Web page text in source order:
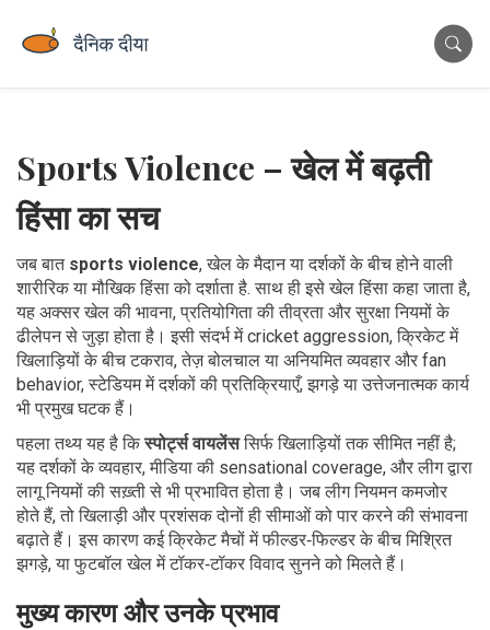
Sports Violence – खेल में बढ़ती
हिंसा का सच
जब बात sports violence,खेल के मैदान या दर्शकों के बीच होने वाली
शारीरिक या मौखिक हिंसा को दर्शाता है. साथ ही इसेखेल हिंसाकहा जाता है,
यह अक्सर खेल की भावना, प्रतियोगिता की तीव्रता और सुरक्षा नियमों के
ढीलेपन से जुड़ा होता है। इसी संदर्भ मेंcricket aggression,क्रिकेट में
खिलाड़ियों के बीच टकराव, तेज़ बोलचाल या अनियमित व्यवहार और fan
behavior,स्टेडियम में दर्शकों की प्रतिक्रियाएँ, झगड़े या उत्तेजनात्मक कार्य
भी प्रमुख घटक हैं।
पहला तथ्य यह है किस्पोर्ट्स वायलेंससिर्फ खिलाड़ियों तक सीमित नहीं है;
यह दर्शकों के व्यवहार, मीडिया की sensational coverage, और लीग द्वारा
लागू नियमों की सख़्ती से भी प्रभावित होता है। जब लीग नियमन कमजोर
होते हैं, तो खिलाड़ी और प्रशंसक दोनों ही सीमाओं को पार करने की संभावना
बढ़ाते हैं। इस कारण कई क्रिकेट मैचों में फील्डर‑फिल्डर के बीच मिश्रित
झगड़े, या फुटबॉल खेल में टॉकर‑टॉकर विवाद सुनने को मिलते हैं।
मुख्य कारण और उनके प्रभाव